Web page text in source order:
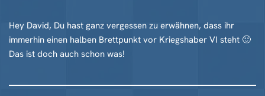
Hey David, Du hast ganz vergessen zu erwähnen, dass ihr
immerhin einen halben Brettpunkt vor Kriegshaber VI steht 🙂
Das ist doch auch schon was!